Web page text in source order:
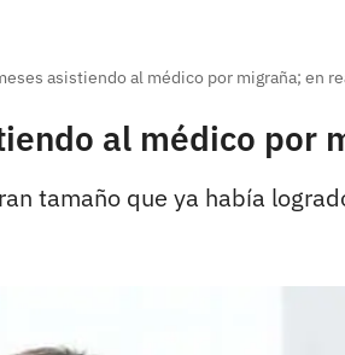
asistiendo al médico por migraña; en
al médico
tamaño que ya había